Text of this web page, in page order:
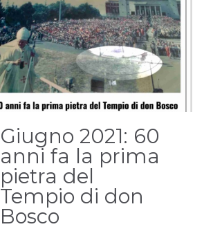
Giugno 2021: 60
anni fa la prima
pietra del
Tempio di don
Bosco